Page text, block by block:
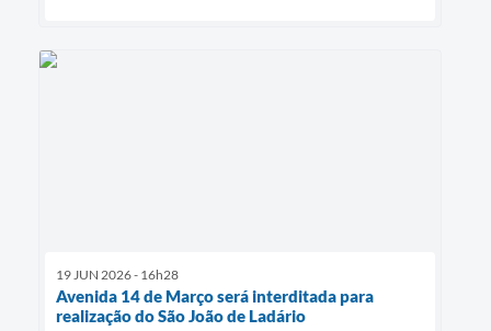
19 JUN 2026 - 16h28
Avenida 14 de Março será interditada para
realização do São João de Ladário